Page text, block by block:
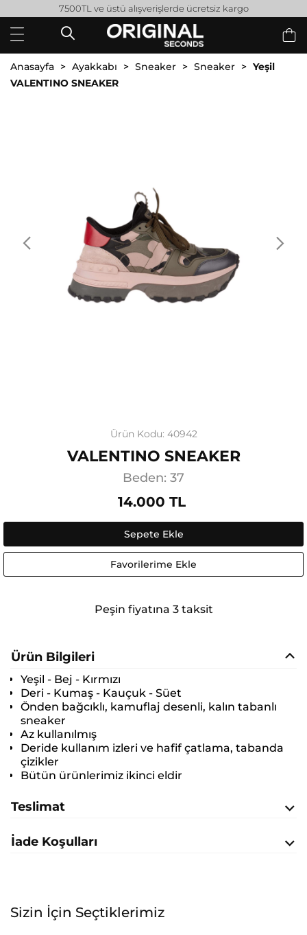
7500TL ve üstü alışverişlerde ücretsiz kargo
Anasayfa Ayakkabı Sneaker Sneaker
Yeşil
VALENTINO SNEAKER
Ürün Kodu: 40942
VALENTINO SNEAKER
Beden: 37
14.000 TL
Sepete Ekle
Favorilerime Ekle
Peşin fiyatına 3 taksit
Ürün Bilgileri
Yeşil - Bej - Kırmızı
Deri - Kumaş - Kauçuk - Süet
Önden bağcıklı, kamuflaj desenli, kalın tabanlı
sneaker
Az kullanılmış
Deride kullanım izleri ve hafif çatlama, tabanda
çizikler
Bütün ürünlerimiz ikinci eldir
Teslimat
İade Koşulları
Sizin İçin Seçtiklerimiz